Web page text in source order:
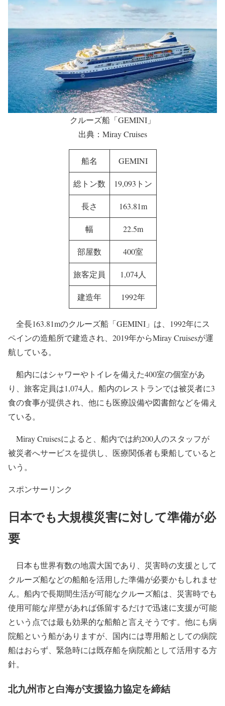
被災者の避難施設として提供されたク
ルーズ船「GEMINI」
避難施設として提供されたのは、Miray Cruisesが運航す
るクルーズ船「GEMINI」。
クルーズ船「GEMINI」
出典：Miray Cruises
船名 GEMINI
総トン数 19,093トン
長さ 163.81m
部屋数 400室
旅客定員 1,074人
1992年
全長163.81mのクルーズ船「GEMINI」は、1992年にス
ペインの造船所で建造され、2019年からMiray Cruisesが運
航している。
船内にはシャワーやトイレを備えた400室の個室があ
り、旅客定員は1,074人。船内のレストランでは被災者に3
食の食事が提供され、他にも医療設備や図書館などを備え
Miray Cruisesによると、船内では約200人のスタッフが
被災者へサービスを提供し、医療関係者も乗船していると
いう。
スポンサーリンク